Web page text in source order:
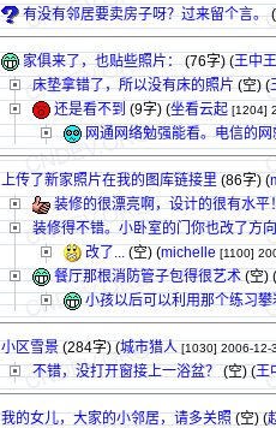
有没有邻居要卖房子呀？过来留个言。
家俱来了，也贴些照片： (76字)(王中王
床垫拿错了，所以没有床的照片(空) (
还是看不到 (9字) (坐看云起 [1204]
网通网络勉强能看。电信的网
上传了新家照片在我的图库链接里 (86字) (
装修的很漂亮啊，设计的很有水平
装修得不错。小卧室的门你也改了方
改了... (空) (michelle [1100]
餐厅那根消防管子包得很艺术(空) (
小孩以后可以利用那个练习攀
小区雪景 (284字) (城市猎人 [1030] 2006-12-
不错，没打开窗接上一浴盆？ (空) (王
我的女儿，大家的小邻居，请多关照(空) (